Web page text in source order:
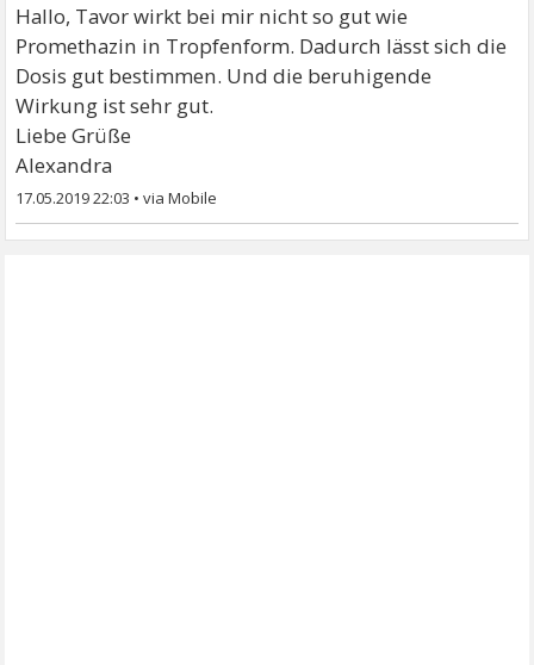
Hallo, Tavor wirkt bei mir nicht so gut wie
Promethazin in Tropfenform. Dadurch lässt sich die
Dosis gut bestimmen. Und die beruhigende
Wirkung ist sehr gut.
Liebe Grüße
Alexandra
17.05.2019 22:03 •